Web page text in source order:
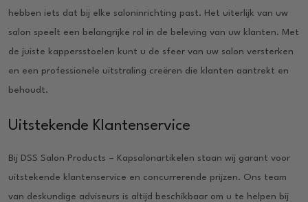
hebben iets dat bij elke saloninrichting past. Het uiterlijk van uw
salon speelt een belangrijke rol in de beleving van uw klanten. Met
de juiste kappersstoelen kunt u de sfeer van uw salon versterken
en een professionele uitstraling creëren die klanten aantrekt en
behoudt.
Uitstekende Klantenservice
Bij DSS Salon Products – Kapsalonartikelen staan wij garant voor
uitstekende klantenservice en concurrerende prijzen. Ons team
van deskundige adviseurs is altijd beschikbaar om u te helpen bij